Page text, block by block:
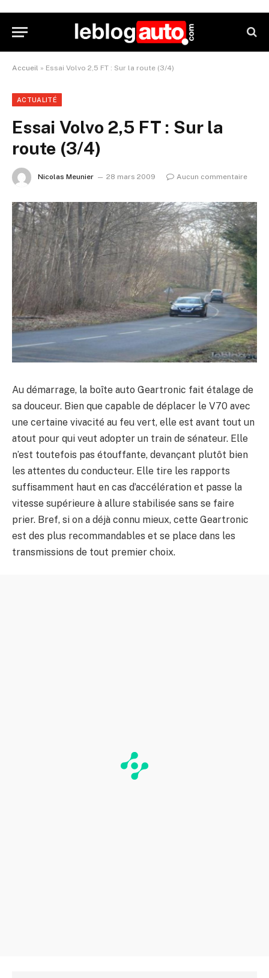
Accueil » Essai Volvo 2,5 FT : Sur la route (3/4)
ACTUALITÉ
Essai Volvo 2,5 FT : Sur la
route (3/4)
Nicolas Meunier 28 mars 2009 Aucun commentaire
Au démarrage, la boîte auto Geartronic fait étalage de
sa douceur. Bien que capable de déplacer le V70 avec
une certaine vivacité au feu vert, elle est avant tout un
atout pour qui veut adopter un train de sénateur. Elle
n’est toutefois pas étouffante, devançant plutôt bien
les attentes du conducteur. Elle tire les rapports
suffisamment haut en cas d’accélération et passe la
vitesse supérieure à allure stabilisée sans se faire
prier. Bref, si on a déjà connu mieux, cette Geartronic
est des plus recommandables et se place dans les
transmissions de tout premier choix.